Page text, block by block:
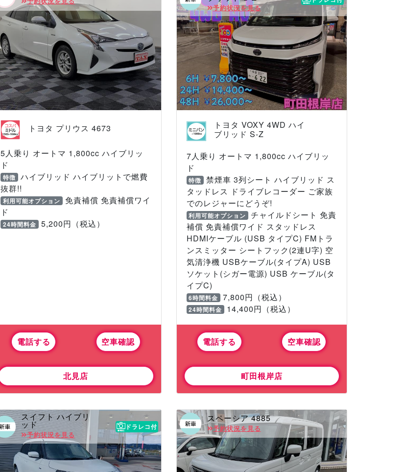
トヨタ プリウス 4673
5人乗り オートマ 1,800cc ハイブリッ
ド
特徴 ハイブリッド ハイブリットで燃費
抜群!!
利用可能オプション 免責補償 免責補償ワイ
ド
24時間料金 5,200円（税込）
電話する 空車確認
北見店
予約状況を見る
トヨタ VOXY 4WD ハイ
ブリッド S-Z
7人乗り オートマ 1,800cc ハイブリッ
ド
特徴
禁煙車 3列シート ハイブリッド ス
タッドレス ドライブレコーダー ご家族
でのレジャーにどうぞ!
利用可能オプション
チャイルドシート 免責
補償 免責補償ワイド スタッドレス
HDMIケーブル (USB タイプC) FMトラ
ンスミッター シートフック(2連U字) 空
気清浄機 USBケーブル(タイプA) USB
ソケット(シガー電源) USB ケーブル(タ
イプC)
6時間料金 7,800円（税込）
24時間料金 14,400円（税込）
電話する 空車確認
町田根岸店
スイフト ハイブリ
ッド
予約状況を見る
ドラレコ付
スペーシア 4885
予約状況を見る